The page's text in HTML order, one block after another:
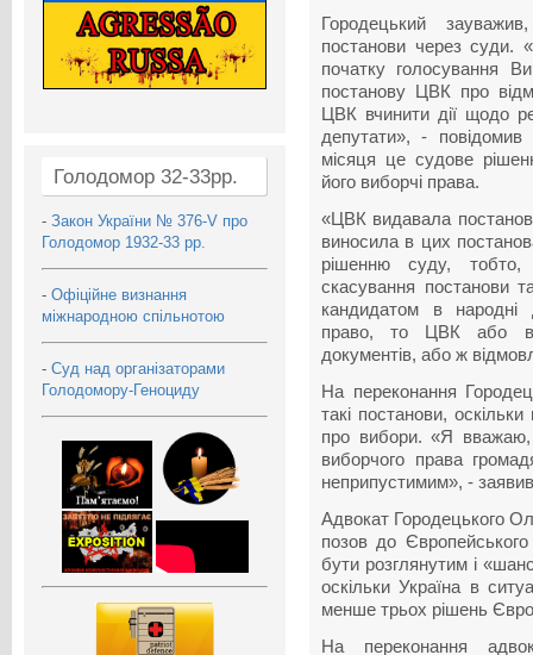
Голодомор 32-33рр.
- Закон України № 376-V про
Голодомор 1932-33 рр.
- Офіційне визнання
міжнародною спільнотою
- Суд над організаторами
Голодомору-Геноциду
Городецький
постанови через суди.
початку голосування
постанову ЦВК про
ЦВК вчинити дії щодо
депутати», -
місяця це судове
його виборчі права.
«ЦВК видавала
виносила в цих
рішенню суду,
скасування постанови
кандидатом в
право, то ЦВК або
документів, або ж
На переконання
такі постанови,
про вибори. «Я
виборчого права
неприпустимим», - заявив
Адвокат Городецького
позов до
бути розглянутим і
оскільки Україна в
менше трьох рішень
На переконання